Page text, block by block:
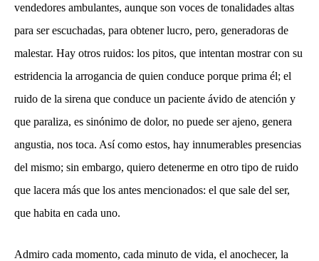
vendedores ambulantes, aunque son voces de tonalidades altas
para ser escuchadas, para obtener lucro, pero, generadoras de
malestar. Hay otros ruidos: los pitos, que intentan mostrar con su
estridencia la arrogancia de quien conduce porque prima él; el
ruido de la sirena que conduce un paciente ávido de atención y
que paraliza, es sinónimo de dolor, no puede ser ajeno, genera
angustia, nos toca. Así como estos, hay innumerables presencias
del mismo; sin embargo, quiero detenerme en otro tipo de ruido
que lacera más que los antes mencionados: el que sale del ser,
que habita en cada uno.
Admiro cada momento, cada minuto de vida, el anochecer, la